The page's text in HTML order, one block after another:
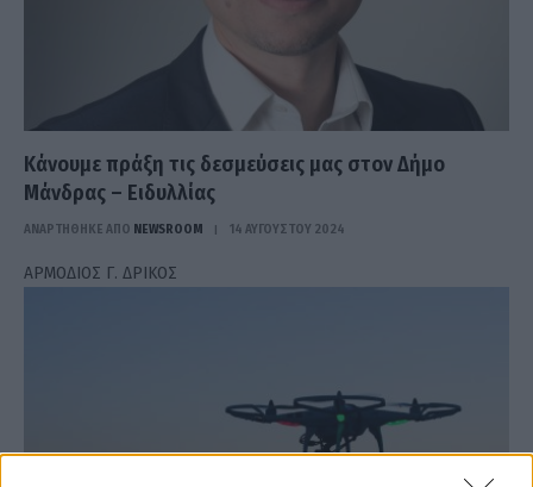
Κάνουμε πράξη τις δεσμεύσεις μας στον Δήμο
Μάνδρας – Ειδυλλίας
ΑΝΑΡΤΗΘΗΚΕ ΑΠΟ NEWSROOM 14 ΑΥΓΟΎΣΤΟΥ 2024
ΑΡΜΟΔΙΟΣ Γ. ΔΡΙΚΟΣ